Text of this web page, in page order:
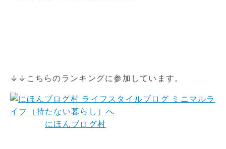
↓↓こちらのランキングに参加しています。
にほんブログ村